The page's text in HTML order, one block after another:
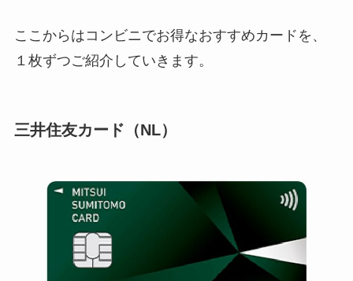
ここからはコンビニでお得なおすすめカードを、
１枚ずつご紹介していきます。
三井住友カード（NL）